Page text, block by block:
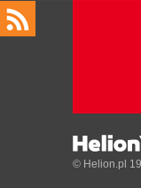
© Helion.pl